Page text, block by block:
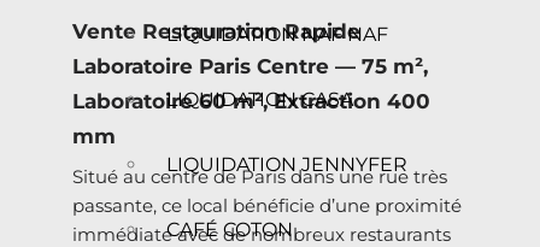
LIQUIDATION NAF NAF
LIQUIDATION CASA
LIQUIDATION JENNYFER
CAFÉ COTON
Vente Restauration Rapide
Laboratoire Paris Centre — 75 m²,
Laboratoire 60 m², Extraction 400
mm
Situé au centre de Paris dans une rue très
passante, ce local bénéficie d’une proximité
immédiate avec de nombreux restaurants